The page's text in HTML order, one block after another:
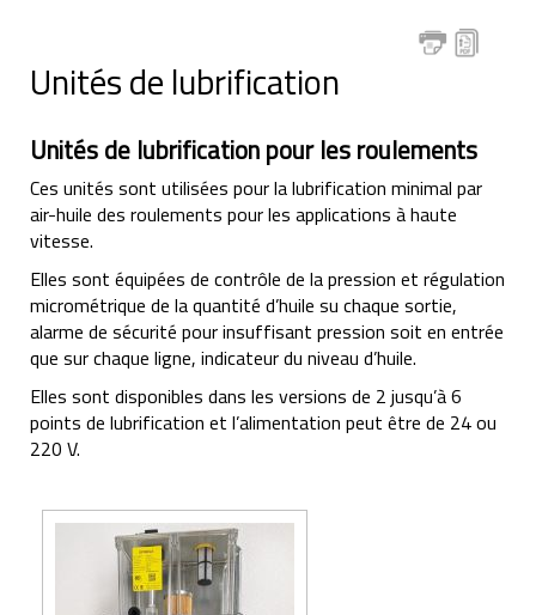
Unités de lubrification
Unités de lubrification pour les roulements
Ces unités sont utilisées pour la lubrification minimal par
air-huile des roulements pour les applications à haute
vitesse.
Elles sont équipées de contrôle de la pression et régulation
micrométrique de la quantité d’huile su chaque sortie,
alarme de sécurité pour insuffisant pression soit en entrée
que sur chaque ligne, indicateur du niveau d’huile.
Elles sont disponibles dans les versions de 2 jusqu’à 6
points de lubrification et l’alimentation peut être de 24 ou
220 V.